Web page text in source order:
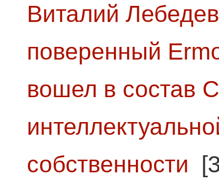
Виталий
поверенный
вошел в состав
собственности